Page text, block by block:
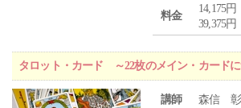
料金
14,175
39,375円
タロット・カード ～22枚のメイン・カード
講師
森信 彰